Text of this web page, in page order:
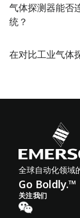
气体探测器能否
统？
在对比工业气体
全球自动化领域
Go Boldly.™
关注我们